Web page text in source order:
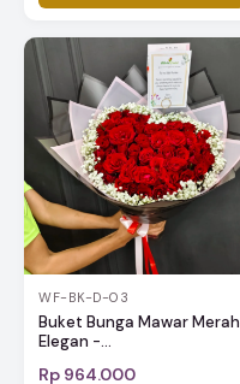
WF-BK-D-03
Buket Bunga Mawar Merah
Elegan -...
Rp 964.000